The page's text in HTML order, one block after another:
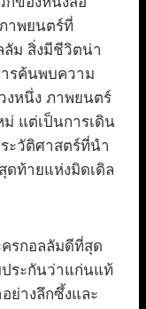
าพยนตร์ที่
ม สิ่งมีชีวิตน่า
รค้นพบความ
งหนึ่ง ภาพยนตร์
ม่ แต่เป็นการเดิน
ะวัติศาสตร์ที่นำ
ดท้ายแห่งมิดเดิล
รกอลลัมดีที่สุด
ประกันว่าแก่นแท้
ย่างลึกซึ้งและ